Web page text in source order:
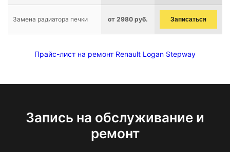
Замена радиатора печки от 2980 руб. Записаться
Прайс-лист на ремонт Renault Logan Stepway
Запись на обслуживание и
ремонт